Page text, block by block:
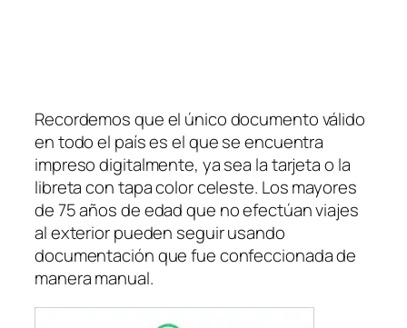
Recordemos que el único documento válido
en todo el país es el que se encuentra
impreso digitalmente, ya sea la tarjeta o la
libreta con tapa color celeste. Los mayores
de 75 años de edad que no efectúan viajes
al exterior pueden seguir usando
documentación que fue confeccionada de
manera manual.